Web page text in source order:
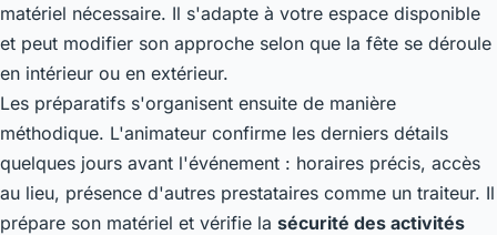
matériel nécessaire. Il s'adapte à votre espace disponible
et peut modifier son approche selon que la fête se déroule
en intérieur ou en extérieur.
Les préparatifs s'organisent ensuite de manière
méthodique. L'animateur confirme les derniers détails
quelques jours avant l'événement : horaires précis, accès
au lieu, présence d'autres prestataires comme un traiteur. Il
prépare son matériel et vérifie la sécurité des activités